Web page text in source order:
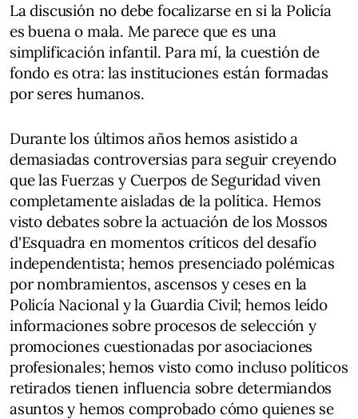
La discusión no debe focalizarse en si la Policía
es buena o mala. Me parece que es una
simplificación infantil. Para mí, la cuestión de
fondo es otra: las instituciones están formadas
por seres humanos.
Durante los últimos años hemos asistido a
demasiadas controversias para seguir creyendo
que las Fuerzas y Cuerpos de Seguridad viven
completamente aisladas de la política. Hemos
visto debates sobre la actuación de los Mossos
d'Esquadra en momentos críticos del desafío
independentista; hemos presenciado polémicas
por nombramientos, ascensos y ceses en la
Policía Nacional y la Guardia Civil; hemos leído
informaciones sobre procesos de selección y
promociones cuestionadas por asociaciones
profesionales; hemos visto como incluso políticos
retirados tienen influencia sobre determiandos
asuntos y hemos comprobado cómo quienes se